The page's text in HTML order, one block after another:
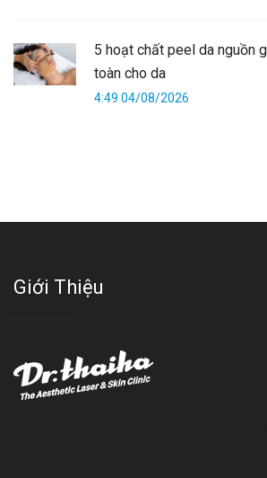
5 hoạt chất peel da nguồn
toàn cho da
4:49 04/08/2026
Giới Thiệu